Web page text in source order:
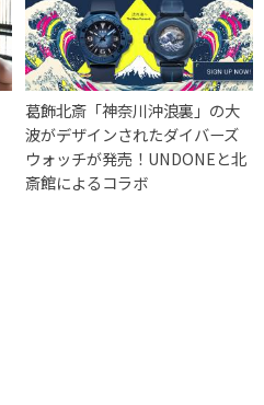
葛飾北斎「神奈川沖浪裏」の大
波がデザインされたダイバーズ
ウォッチが発売！UNDONEと北
斎館によるコラボ